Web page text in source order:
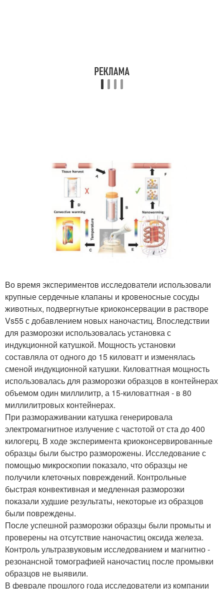
Во время экспериментов исследователи использовали
крупные сердечные клапаны и кровеносные сосуды
животных, подвергнутые криоконсервации в растворе
Vs55 с добавлением новых наночастиц. Впоследствии
для разморозки использовалась установка с
индукционной катушкой. Мощность установки
составляла от одного до 15 киловатт и изменялась
сменой индукционной катушки. Киловаттная мощность
использовалась для разморозки образцов в контейнерах
объемом один миллилитр, а 15-киловаттная - в 80
миллилитровых контейнерах.
При размораживании катушка генерировала
электромагнитное излучение с частотой от ста до 400
килогерц. В ходе эксперимента криоконсервированные
образцы были быстро разморожены. Исследование с
помощью микроскопии показало, что образцы не
получили клеточных повреждений. Контрольные
быстрая конвективная и медленная разморозки
показали худшие результаты, некоторые из образцов
были повреждены.
После успешной разморозки образцы были промыты и
проверены на отсутствие наночастиц оксида железа.
Контроль ультразвуковым исследованием и магнитно -
резонансной томографией наночастиц после промывки
образцов не выявили.
В феврале прошлого года исследователи из компании